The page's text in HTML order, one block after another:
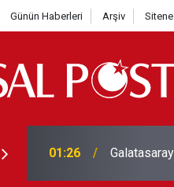
Günün Haberleri Arşiv
01:26